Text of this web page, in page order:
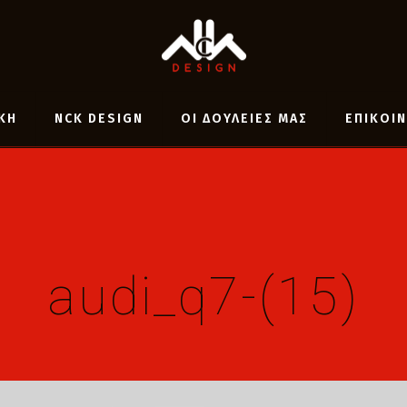
NCK DESIGN ΟΙ ΔΟΥΛΕΙΕΣ ΜΑΣ
audi_q7-(15)